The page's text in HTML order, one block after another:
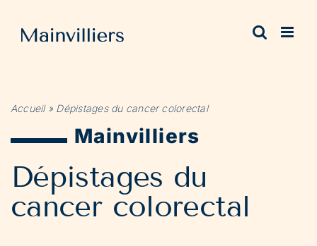
contenu
Accueil» Dépistages du cancer colorectal
Mainvilliers
Dépistages du
cancer colorectal